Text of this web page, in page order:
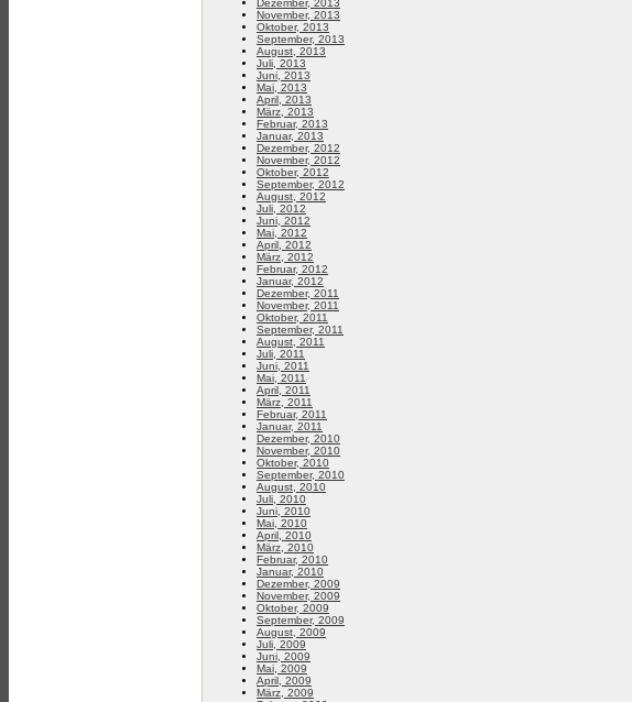
Dezember, 2013
November, 2013
Oktober, 2013
September, 2013
August, 2013
Juli, 2013
Juni, 2013
Mai, 2013
April, 2013
März, 2013
Februar, 2013
Januar, 2013
Dezember, 2012
November, 2012
Oktober, 2012
September, 2012
August, 2012
Juli, 2012
Juni, 2012
Mai, 2012
April, 2012
März, 2012
Februar, 2012
Januar, 2012
Dezember, 2011
November, 2011
Oktober, 2011
September, 2011
August, 2011
Juli, 2011
Juni, 2011
Mai, 2011
April, 2011
März, 2011
Februar, 2011
Januar, 2011
Dezember, 2010
November, 2010
Oktober, 2010
September, 2010
August, 2010
Juli, 2010
Juni, 2010
Mai, 2010
April, 2010
März, 2010
Februar, 2010
Januar, 2010
Dezember, 2009
November, 2009
Oktober, 2009
September, 2009
August, 2009
Juli, 2009
Juni, 2009
Mai, 2009
April, 2009
März, 2009